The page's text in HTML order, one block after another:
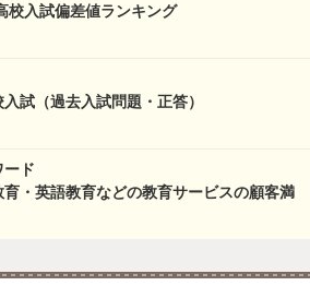
校入試偏差値ランキング
試（過去入試問題・正答）
ード
育・英語教育などの教育サービスの顧客満